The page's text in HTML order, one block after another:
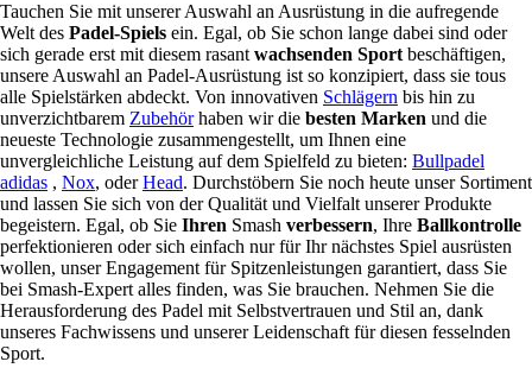
Tauchen Sie mit unserer Auswahl an Ausrüstung in die aufregende
Welt des Padel-Spiels ein. Egal, ob Sie schon lange dabei sind oder
sich gerade erst mit diesem rasant wachsenden Sport beschäftigen,
unsere Auswahl an Padel-Ausrüstung ist so konzipiert, dass sie tous
alle Spielstärken abdeckt. Von innovativen Schlägern bis hin zu
unverzichtbarem Zubehörhaben wir die besten Marken und die
neueste Technologie zusammengestellt, um Ihnen eine
unvergleichliche Leistung auf dem Spielfeld zu bieten: Bullpadel
adidas , Nox, oderHead. Durchstöbern Sie noch heute unser Sortiment
und lassen Sie sich von der Qualität und Vielfalt unserer Produkte
begeistern. Egal, ob Sie Ihren Smash verbessern, Ihre Ballkontrolle
perfektionieren oder sich einfach nur für Ihr nächstes Spiel ausrüsten
wollen, unser Engagement für Spitzenleistungen garantiert, dass Sie
bei Smash-Expert alles finden, was Sie brauchen. Nehmen Sie die
Herausforderung des Padel mit Selbstvertrauen und Stil an, dank
unseres Fachwissens und unserer Leidenschaft für diesen fesselnden
Sport.